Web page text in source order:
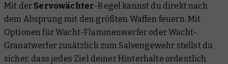
Mit der Servowächter-Regel kannst du direkt nach
dem Absprung mit den größten Waffen feuern. Mit
Optionen für Wacht-Flammenwerfer oder Wacht-
Granatwerfer zusätzlich zum Salvengewehr stellst du
sicher, dass jedes Ziel deiner Hinterhalte ordentlich